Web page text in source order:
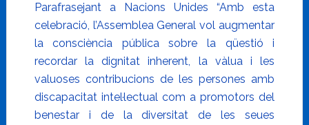
Parafrasejant a Nacions Unides “Amb esta
celebració, l’Assemblea General vol augmentar
la consciència pública sobre la qüestió i
recordar la dignitat inherent, la vàlua i les
valuoses contribucions de les persones amb
discapacitat intel·lectual com a promotors del
benestar i de la diversitat de les seues